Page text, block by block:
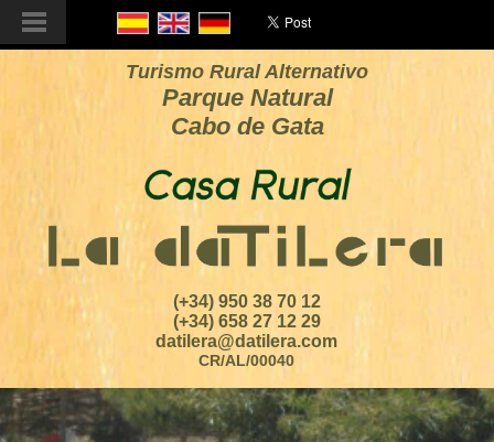
Turismo Rural Alternativo
Parque Natural
Cabo de Gata
(+34) 950 38 70 12
(+34) 658 27 12 29
datilera@datilera.com
CR/AL/00040